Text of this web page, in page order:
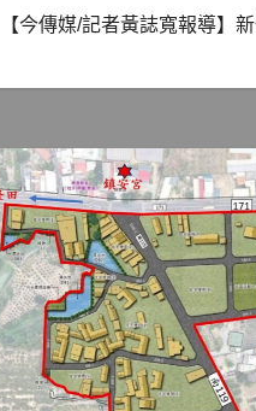
【今傳媒/記者黃誌寬報導】